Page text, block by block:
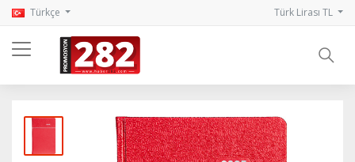
Türkçe Türk Lirası TL